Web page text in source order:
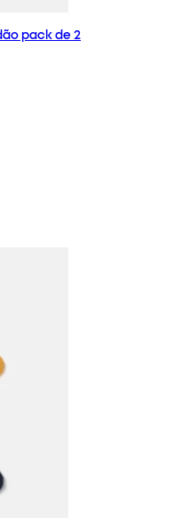
pack de 2